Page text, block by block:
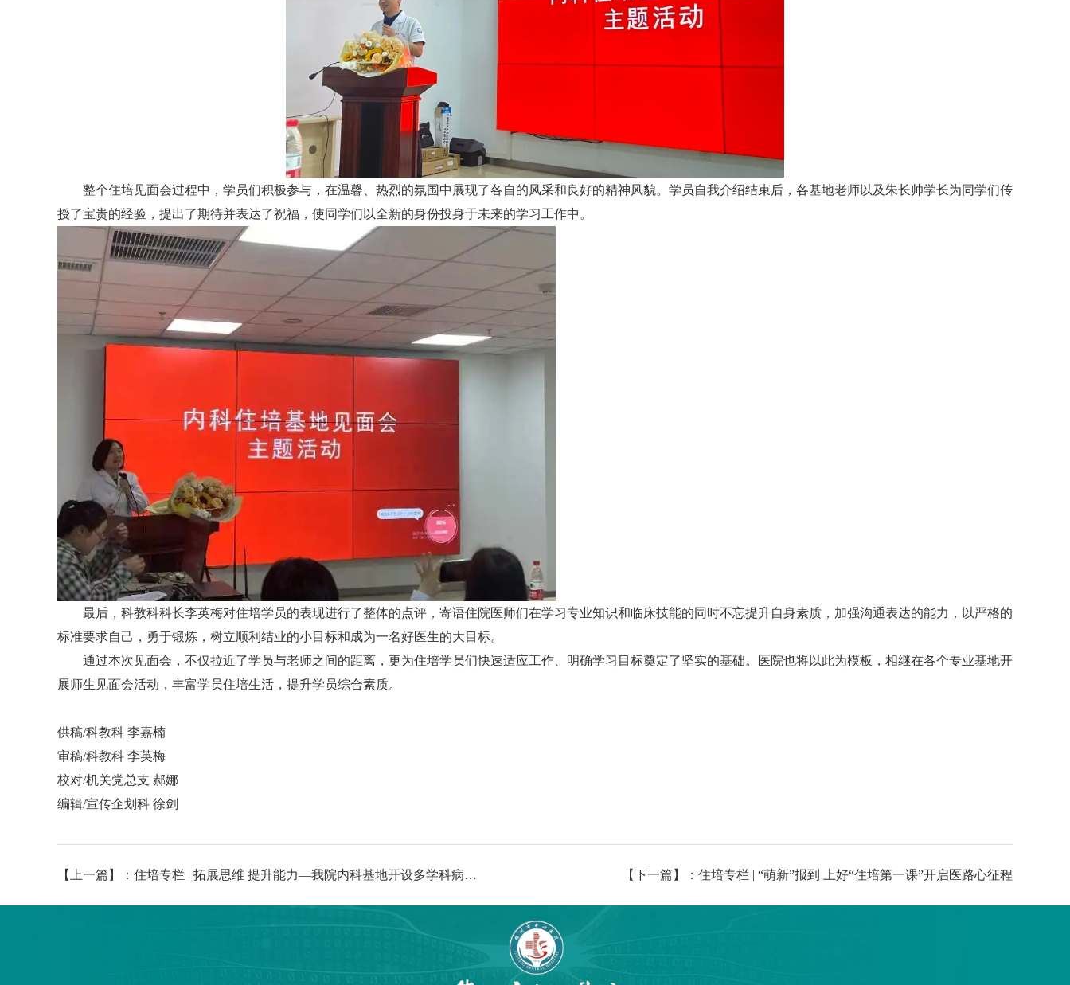
整个住培见面会过程中，学员们积极参与，在温馨、热烈的氛围中展现了各自的风采和良好的精神风貌。学员自我介绍结束后，各基地老师以及朱长帅学长为同学们传
授了宝贵的经验，提出了期待并表达了祝福，使同学们以全新的身份投身于未来的学习工作中。
最后，科教科科长李英梅对住培学员的表现进行了整体的点评，寄语住院医师们在学习专业知识和临床技能的同时不忘提升自身素质，加强沟通表达的能力，以严格的
标准要求自己，勇于锻炼，树立顺利结业的小目标和成为一名好医生的大目标。
通过本次见面会，不仅拉近了学员与老师之间的距离，更为住培学员们快速适应工作、明确学习目标奠定了坚实的基础。医院也将以此为模板，相继在各个专业基地开
展师生见面会活动，丰富学员住培生活，提升学员综合素质。
供稿/科教科 李嘉楠
审稿/科教科 李英梅
校对/机关党总支 郝娜
编辑/宣传企划科 徐剑
【上一篇】：住培专栏 | 拓展思维 提升能力—我院内科基地开设多学科病例讨论 【下一篇】：住培专栏 | “萌新”报到 上好“住培第一课”开启医路心征程